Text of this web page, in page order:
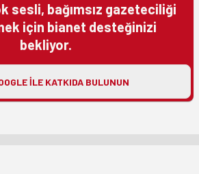
sesli, bağımsız gazeteciliği
için bianet desteğinizi
bekliyor.
ILE KATKIDA BULUNUN